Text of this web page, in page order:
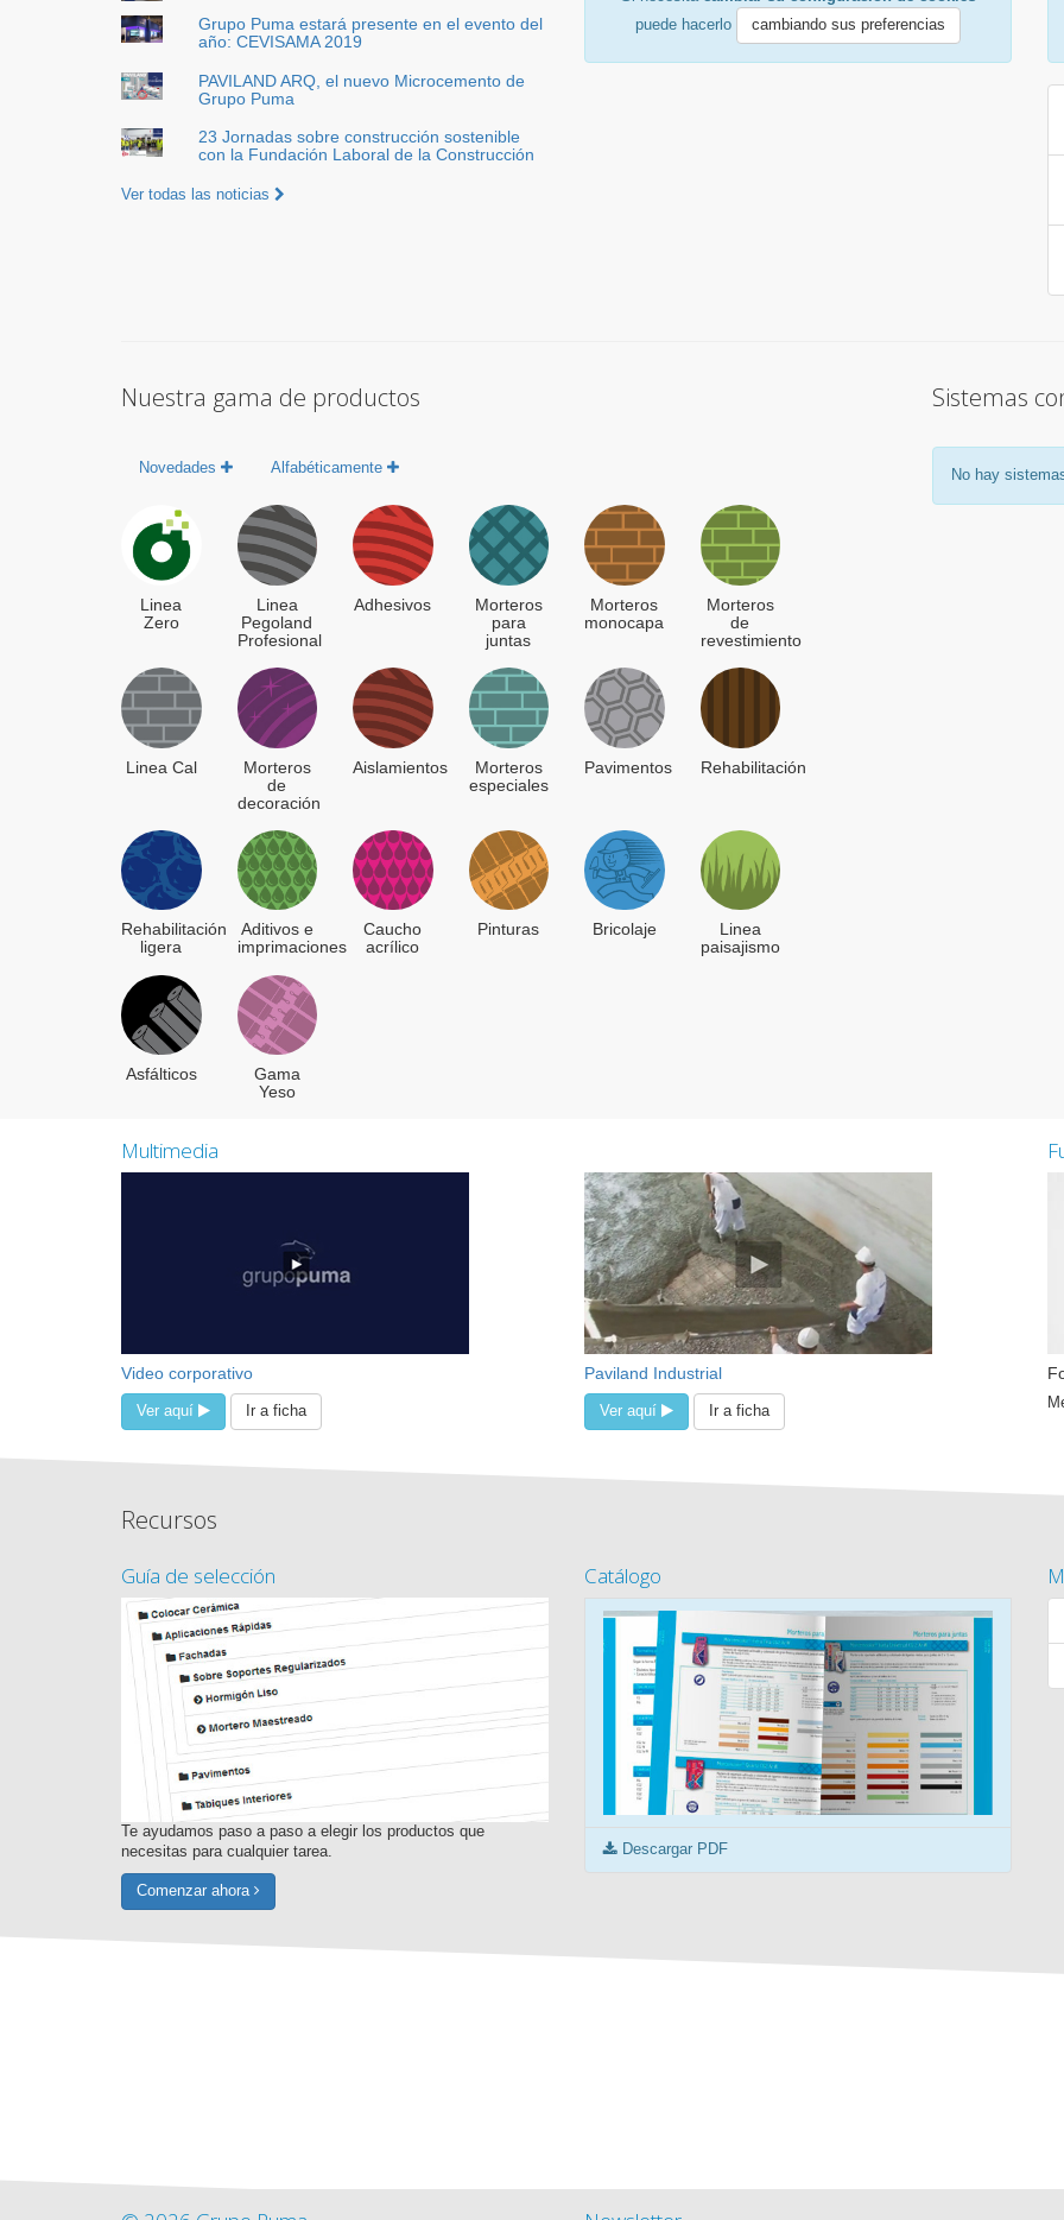
Grupo Puma estará presente en el evento del
año: CEVISAMA 2019
PAVILAND ARQ, el nuevo Microcemento de
Grupo Puma
23 Jornadas sobre construcción sostenible
con la Fundación Laboral de la Construcción
Ver todas las noticias
puede hacerlo
cambiando sus preferencias
Nuestra gama de productos
Novedades Alfabéticamente
Linea
Zero
Linea
Pegoland
Profesional
Adhesivos
Morteros
para
juntas
Morteros
monocapa
Morteros
de
revestimiento
Linea Cal
Morteros
de
decoración
Aislamientos
Morteros
especiales
Pavimentos Rehabilitación
Rehabilitación
ligera
Aditivos e
imprimaciones
Caucho
acrílico
Pinturas Bricolaje
Linea
paisajismo
Asfálticos
Gama
Yeso
Sistemas
No hay
Multimedia
Video corporativo
Ver aquí Ir a ficha
Paviland Industrial
Ver aquí Ir a ficha
Recursos
Guía de selección
Te ayudamos paso a paso a elegir los productos que
necesitas para cualquier tarea.
Comenzar ahora
Catálogo
Descargar PDF